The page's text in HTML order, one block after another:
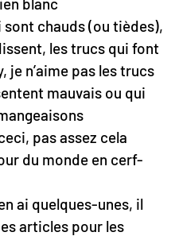
sont chauds (ou tièdes),
les trucs qui font
je n’aime pas les trucs
mauvais ou qui
pas assez cela
du monde en cerf-
ai quelques-unes, il
articles pour les